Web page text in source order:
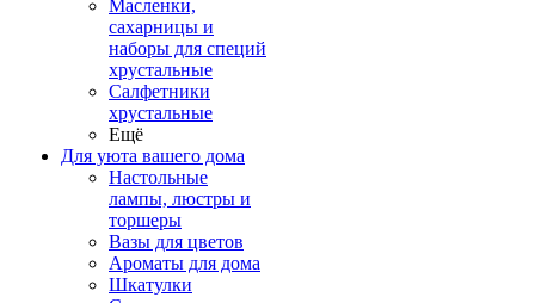
Масленки,
сахарницы и
наборы для специй
хрустальные
Салфетники
хрустальные
Ещё
Для уюта вашего дома
Настольные
лампы, люстры и
торшеры
Вазы для цветов
Ароматы для дома
Шкатулки